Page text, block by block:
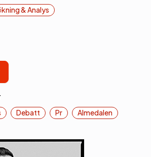
& Analys
Debatt Pr Almedalen